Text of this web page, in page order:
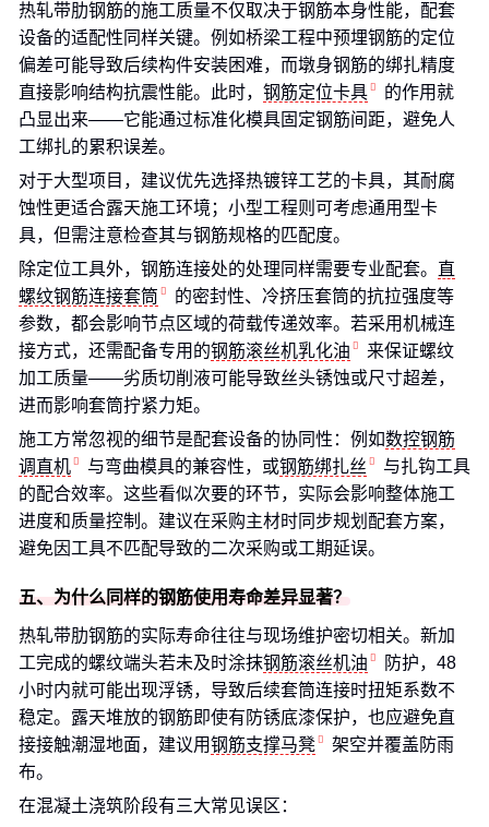
热轧带肋钢筋的施工质量不仅取决于钢筋本身性能，配套
设备的适配性同样关键。例如桥梁工程中预埋钢筋的定位
偏差可能导致后续构件安装困难，而墩身钢筋的绑扎精度
直接影响结构抗震性能。此时， 钢筋定位卡具
的作用就
凸显出来——它能通过标准化模具固定钢筋间距，避免人
工绑扎的累积误差。
对于大型项目，建议优先选择热镀锌工艺的卡具，其耐腐
蚀性更适合露天施工环境；小型工程则可考虑通用型卡
具，但需注意检查其与钢筋规格的匹配度。
除定位工具外，钢筋连接处的处理同样需要专业配套。 直
螺纹钢筋连接套筒
的密封性、冷挤压套筒的抗拉强度等
参数，都会影响节点区域的荷载传递效率。若采用机械连
接方式，还需配备专用的钢筋滚丝机乳化油
来保证螺纹
加工质量——劣质切削液可能导致丝头锈蚀或尺寸超差，
进而影响套筒拧紧力矩。
施工方常忽视的细节是配套设备的协同性：例如数控钢筋
调直机
与弯曲模具的兼容性，或钢筋绑扎丝
与扎钩工具
的配合效率。这些看似次要的环节，实际会影响整体施工
进度和质量控制。建议在采购主材时同步规划配套方案，
避免因工具不匹配导致的二次采购或工期延误。
五、为什么同样的钢筋使用寿命差异显著？
热轧带肋钢筋的实际寿命往往与现场维护密切相关。新加
工完成的螺纹端头若未及时涂抹钢筋滚丝机油
防护，48
小时内就可能出现浮锈，导致后续套筒连接时扭矩系数不
稳定。露天堆放的钢筋即使有防锈底漆保护，也应避免直
接接触潮湿地面，建议用钢筋支撑马凳
架空并覆盖防雨
布。
在混凝土浇筑阶段有三大常见误区：